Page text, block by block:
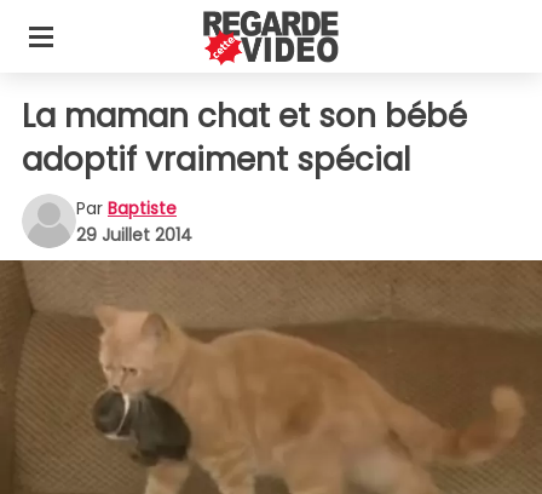
La maman chat et son bébé
adoptif vraiment spécial
Par Baptiste
29 Juillet 2014